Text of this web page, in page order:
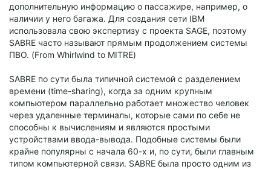
дополнительную информацию о пассажире, например, о
наличии у него багажа. Для создания сети IBM
использовала свою экспертизу с проекта SAGE, поэтому
SABRE часто называют прямым продолжением системы
ПВО. (From Whirlwind to MITRE)
SABRE по сути была типичной системой с разделением
времени (time-sharing), когда за одним крупным
компьютером параллельно работает множество человек
через удаленные терминалы, которые сами по себе не
способны к вычислениям и являются простыми
устройствами ввода-вывода. Подобные системы были
крайне популярны с начала 60-х и, по сути, были главным
типом компьютерной связи. SABRE была просто одним из